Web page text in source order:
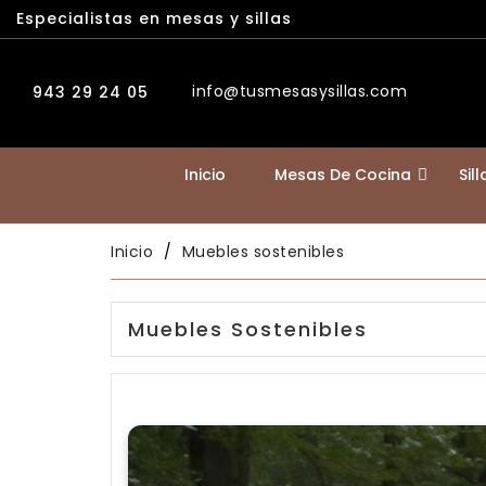
Especialistas en mesas y sillas
943 29 24 05 info@tusmesasysillas.com
Inicio Mesas De Cocina
Inicio Muebles sostenibles
Muebles Sostenibles